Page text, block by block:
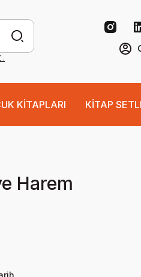
.
KİTAPLARI KİTAP
Harem